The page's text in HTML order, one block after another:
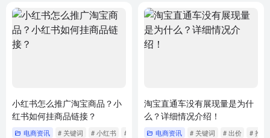
小红书怎么推广淘宝商品？小
红书如何挂商品链接？
电商资讯 # 关键词 # 小红书 # 推广
淘宝直通车没有展现量是为什
么？详细情况介绍！
电商资讯 # 关键词 # 出价 # 推广